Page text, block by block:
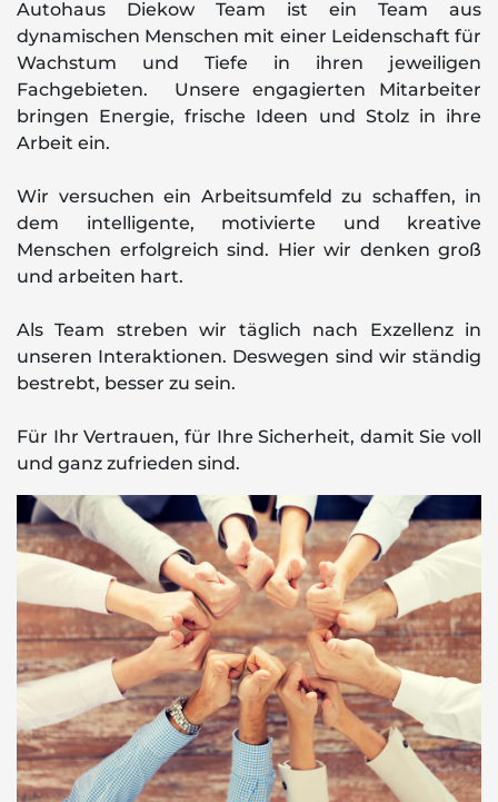
Autohaus Diekow Team ist ein Team aus
dynamischen Menschen mit einer Leidenschaft für
Wachstum und Tiefe in ihren jeweiligen
Fachgebieten. Unsere engagierten Mitarbeiter
bringen Energie, frische Ideen und Stolz in ihre
Arbeit ein.
Wir versuchen ein Arbeitsumfeld zu schaffen, in
dem intelligente, motivierte und kreative
Menschen erfolgreich sind. Hier wir denken groß
und arbeiten hart.
Als Team streben wir täglich nach Exzellenz in
unseren Interaktionen. Deswegen sind wir ständig
bestrebt, besser zu sein.
Für Ihr Vertrauen, für Ihre Sicherheit, damit Sie voll
und ganz zufrieden sind.